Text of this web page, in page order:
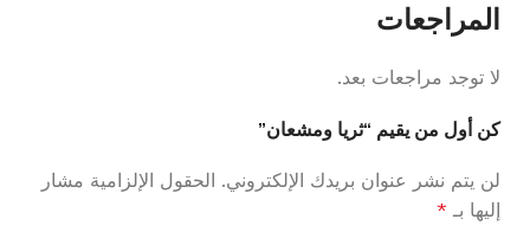
المراجعات
لا توجد مراجعات بعد.
كن أول من يقيم “ثريا ومشعان”
لن يتم نشر عنوان بريدك الإلكتروني. الحقول الإلزامية مشار
إليها بـ *